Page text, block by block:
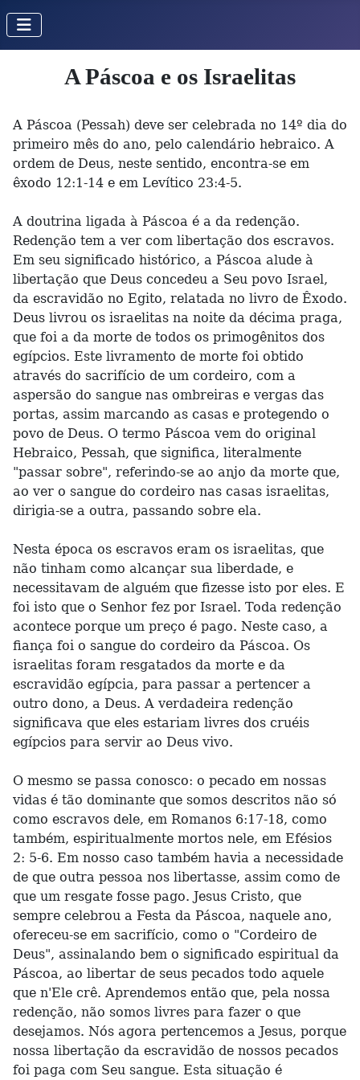
A Páscoa e os Israelitas
A Páscoa (Pessah) deve ser celebrada no 14º dia do
primeiro mês do ano, pelo calendário hebraico. A
ordem de Deus, neste sentido, encontra-se em
êxodo 12:1-14 e em Levítico 23:4-5.
A doutrina ligada à Páscoa é a da redenção.
Redenção tem a ver com libertação dos escravos.
Em seu significado histórico, a Páscoa alude à
libertação que Deus concedeu a Seu povo Israel,
da escravidão no Egito, relatada no livro de Êxodo.
Deus livrou os israelitas na noite da décima praga,
que foi a da morte de todos os primogênitos dos
egípcios. Este livramento de morte foi obtido
através do sacrifício de um cordeiro, com a
aspersão do sangue nas ombreiras e vergas das
portas, assim marcando as casas e protegendo o
povo de Deus. O termo Páscoa vem do original
Hebraico, Pessah, que significa, literalmente
"passar sobre", referindo-se ao anjo da morte que,
ao ver o sangue do cordeiro nas casas israelitas,
dirigia-se a outra, passando sobre ela.
Nesta época os escravos eram os israelitas, que
não tinham como alcançar sua liberdade, e
necessitavam de alguém que fizesse isto por eles. E
foi isto que o Senhor fez por Israel. Toda redenção
acontece porque um preço é pago. Neste caso, a
fiança foi o sangue do cordeiro da Páscoa. Os
israelitas foram resgatados da morte e da
escravidão egípcia, para passar a pertencer a
outro dono, a Deus. A verdadeira redenção
significava que eles estariam livres dos cruéis
egípcios para servir ao Deus vivo.
O mesmo se passa conosco: o pecado em nossas
vidas é tão dominante que somos descritos não só
como escravos dele, em Romanos 6:17-18, como
também, espiritualmente mortos nele, em Efésios
2: 5-6. Em nosso caso também havia a necessidade
de que outra pessoa nos libertasse, assim como de
que um resgate fosse pago. Jesus Cristo, que
sempre celebrou a Festa da Páscoa, naquele ano,
ofereceu-se em sacrifício, como o "Cordeiro de
Deus", assinalando bem o significado espiritual da
Páscoa, ao libertar de seus pecados todo aquele
que n'Ele crê. Aprendemos então que, pela nossa
redenção, não somos livres para fazer o que
desejamos. Nós agora pertencemos a Jesus, porque
nossa libertação da escravidão de nossos pecados
foi paga com Seu sangue. Esta situação é